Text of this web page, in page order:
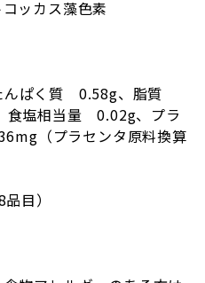
ッカス藻色素
ぱく質 0.58g、脂質
塩相当量 0.02g、プラ
（プラセンタ原料換算
目）